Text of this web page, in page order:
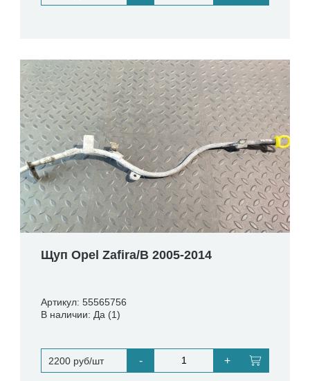
Щуп Opel Zafira/B 2005-2014
Артикул: 55565756
В наличии: Да (1)
2200 руб/шт - +